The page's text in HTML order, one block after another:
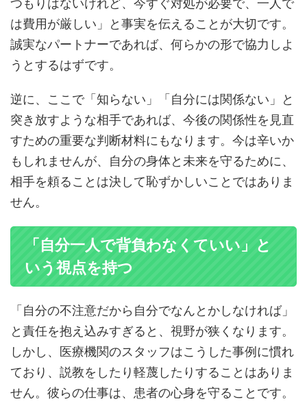
つもりはないけれど、今すぐ対処が必要で、一人で
は費用が厳しい」と事実を伝えることが大切です。
誠実なパートナーであれば、何らかの形で協力しよ
うとするはずです。
逆に、ここで「知らない」「自分には関係ない」と
突き放すような相手であれば、今後の関係性を見直
すための重要な判断材料にもなります。今は辛いか
もしれませんが、自分の身体と未来を守るために、
相手を頼ることは決して恥ずかしいことではありま
せん。
「自分一人で背負わなくていい」と
いう視点を持つ
「自分の不注意だから自分でなんとかしなければ」
と責任を抱え込みすぎると、視野が狭くなります。
しかし、医療機関のスタッフはこうした事例に慣れ
ており、説教をしたり軽蔑したりすることはありま
せん。彼らの仕事は、患者の心身を守ることです。